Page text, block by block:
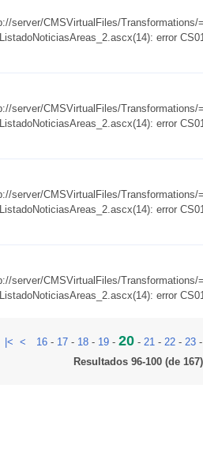
server/CMSVirtualFiles/Transformations/
error
server/CMSVirtualFiles/Transformations/
error
server/CMSVirtualFiles/Transformations/
error
server/CMSVirtualFiles/Transformations/
error
|< < 16- 17- 18- 19- 20- 21- 22- 23
Resultados 96-100 (de 167)